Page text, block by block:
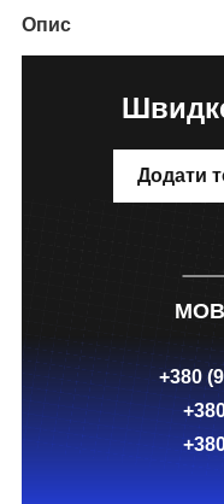
Опис
Додати
+380